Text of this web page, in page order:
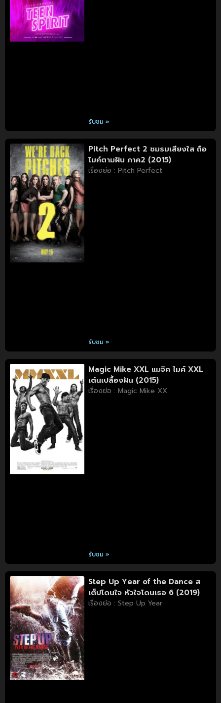
รับชม »
Pitch Perfect 2 ชมรมเสียงใส ถือ
ไมค์ตามฝัน ภาค2 (2015)
เรื่องย่อ : Pitch Perfect
รับชม »
Magic Mike XXL แมจิค ไมค์ XXL
เต้นเปลื้องฝัน (2015)
เรื่องย่อ : Magic Mike XX
รับชม »
Step Up Year of the Dance ส
เต็ปโดนใจ หัวใจโดนเธอ 6 (2019)
เรื่องย่อ : Step Up Year